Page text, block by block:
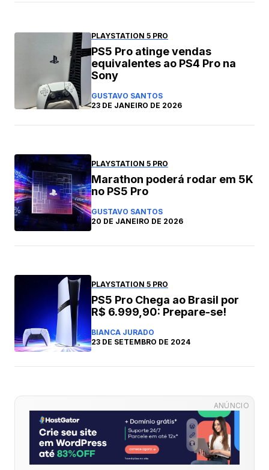
PLAYSTATION 5 PRO
PS5 Pro atinge vendas
equivalentes ao PS4 Pro na
Sony
GUSTAVO SANTOS
23 DE JANEIRO DE 2026
PLAYSTATION 5 PRO
Marathon poderá rodar em 5K
no PS5 Pro
GUSTAVO SANTOS
20 DE JANEIRO DE 2026
PLAYSTATION 5 PRO
PS5 Pro Chega ao Brasil por
R$ 6.999,90: Prepare-se!
BIANCA JURADO
23 DE SETEMBRO DE 2024
ANÚNCIO